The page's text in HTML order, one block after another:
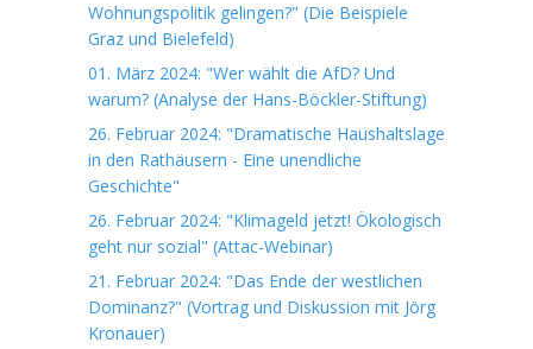
Wohnungspolitik gelingen?" (Die Beispiele
Graz und Bielefeld)
01. März 2024: "Wer wählt die AfD? Und
warum? (Analyse der Hans-Böckler-Stiftung)
26. Februar 2024: "Dramatische Haushaltslage
in den Rathäusern - Eine unendliche
Geschichte"
26. Februar 2024: "Klimageld jetzt! Ökologisch
geht nur sozial" (Attac-Webinar)
21. Februar 2024: "Das Ende der westlichen
Dominanz?" (Vortrag und Diskussion mit Jörg
Kronauer)